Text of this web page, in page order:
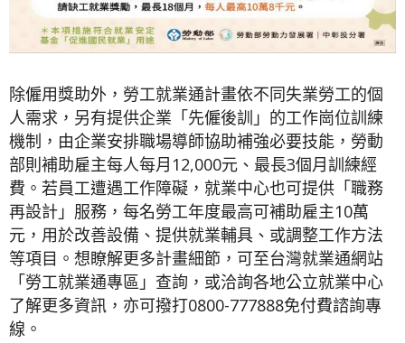
除僱用獎助外，勞工就業通計畫依不同失業勞工的個
人需求，另有提供企業「先僱後訓」的工作崗位訓練
機制，由企業安排職場導師協助補強必要技能，勞動
部則補助雇主每人每月12,000元、最長3個月訓練經
費。若員工遭遇工作障礙，就業中心也可提供「職務
再設計」服務，每名勞工年度最高可補助雇主10萬
元，用於改善設備、提供就業輔具、或調整工作方法
等項目。想瞭解更多計畫細節，可至台灣就業通網站
「勞工就業通專區」查詢，或洽詢各地公立就業中心
了解更多資訊，亦可撥打0800-777888免付費諮詢專
線。